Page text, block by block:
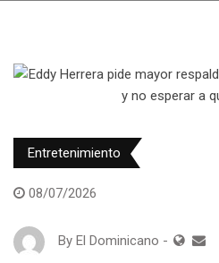
Entretenimiento
08/07/2026
By El Dominicano -